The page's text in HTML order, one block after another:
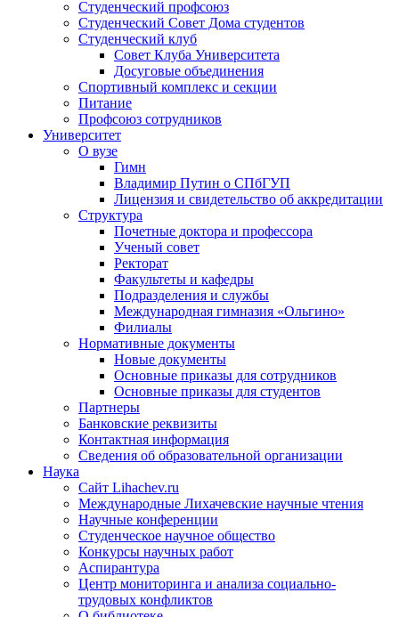
Студенческий профсоюз
Студенческий Совет Дома студентов
Студенческий клуб
Совет Клуба Университета
Досуговые объединения
Спортивный комплекс и секции
Питание
Профсоюз сотрудников
Университет
О вузе
Гимн
Владимир Путин о СПбГУП
Лицензия и свидетельство об аккредитации
Структура
Почетные доктора и профессора
Ученый совет
Ректорат
Факультеты и кафедры
Подразделения и службы
Международная гимназия «Ольгино»
Филиалы
Нормативные документы
Новые документы
Основные приказы для сотрудников
Основные приказы для студентов
Партнеры
Банковские реквизиты
Контактная информация
Сведения об образовательной организации
Наука
Сайт Lihachev.ru
Международные Лихачевские научные чтения
Научные конференции
Студенческое научное общество
Конкурсы научных работ
Аспирантура
Центр мониторинга и анализа социально-
трудовых конфликтов